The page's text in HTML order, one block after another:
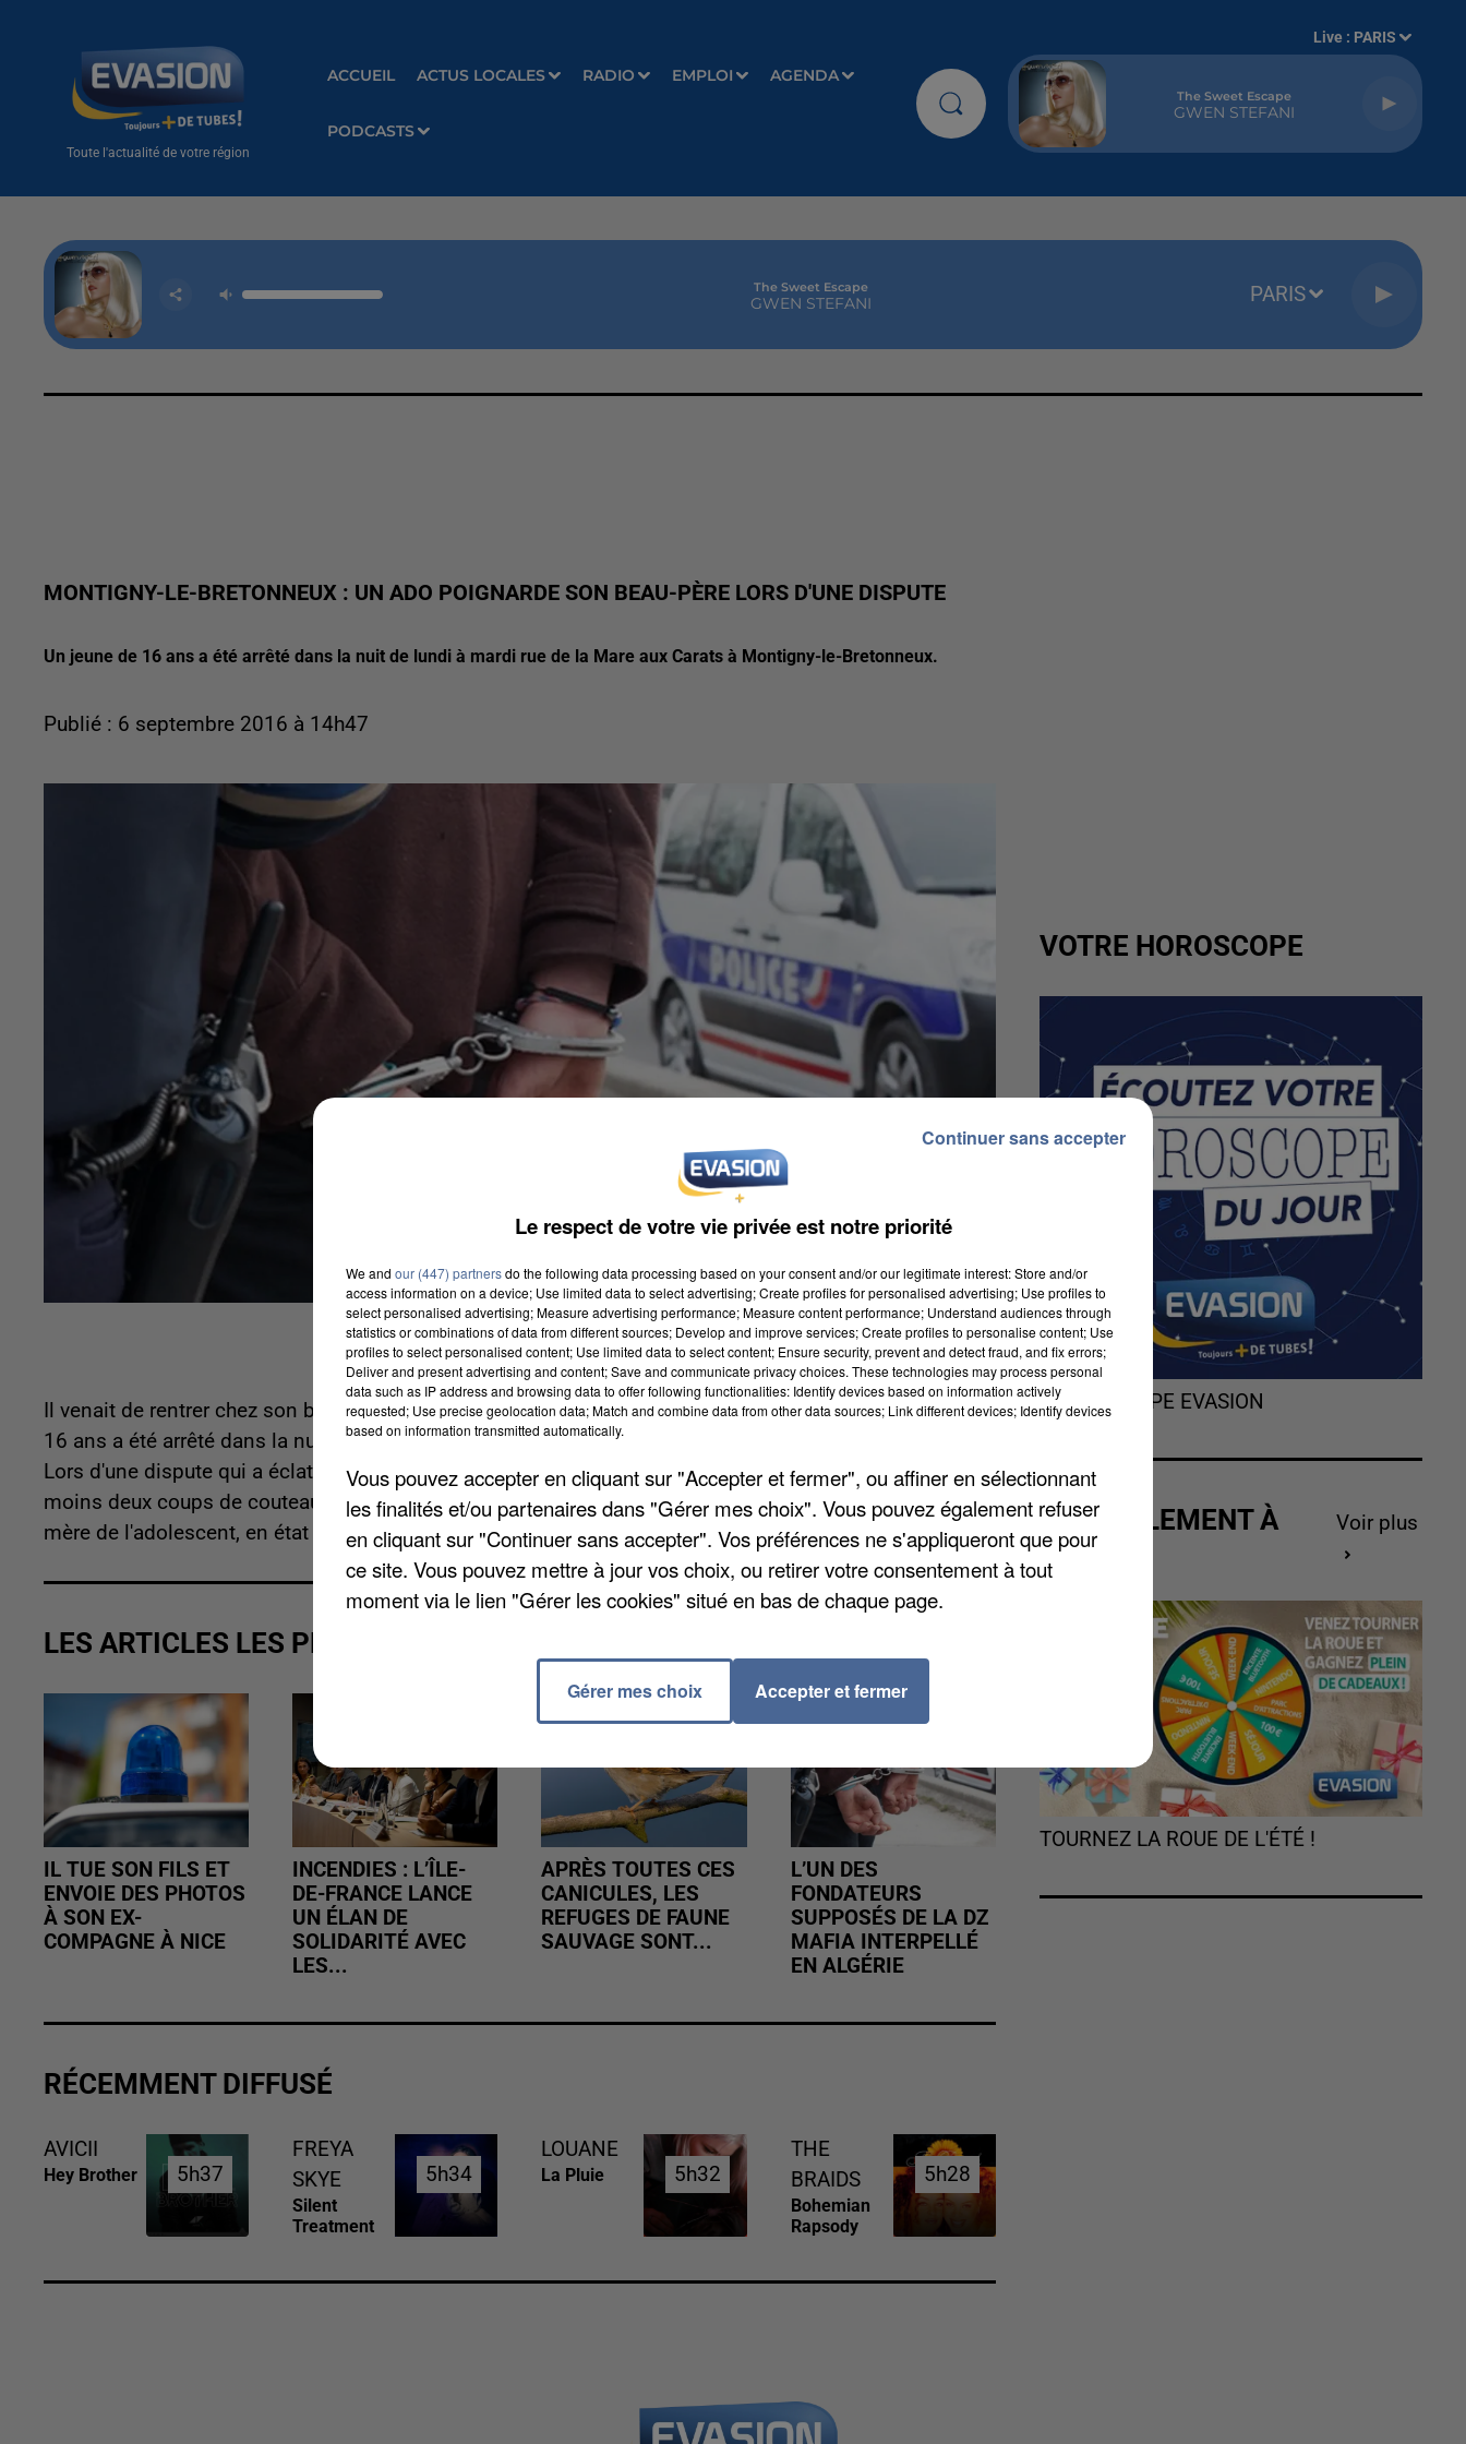
Toute l'actualité de votre région
ACCUEIL ACTUS LOCALES RADIO EMPLOI AGENDA
PODCASTS
Live : PARIS
The Sweet Escape
GWEN STEFANI
The Sweet Escape
GWEN STEFANI PARIS
MONTIGNY-LE-BRETONNEUX : UN ADO POIGNARDE SON BEAU-PÈRE LORS D'UNE DISPUTE
Un jeune de 16 ans a été arrêté dans la nuit de lundi à mardi rue de la Mare aux Carats à Montigny-le-Bretonneux.
Publié : 6 septembre 2016 à 14h47
Il venait de rentrer chez son beau-père en voiture alors qu'il n'a pas le permis de conduire. Un jeune de
16 ans a été arrêté dans la nuit de lundi à mardi rue de la Mare aux Carats à Montigny-le-Bretonneux.
Lors d'une dispute qui a éclaté avec son beau-père, le suspect aurait asséné à la victime de 43 ans au
moins deux coups de couteau. La victime a été hospitalisée et son pronostic n'est pas engagé. La
mère de l'adolescent, en état de choc, a aussi fini à l'hôpital.
LES ARTICLES LES PLUS VUS
IL TUE SON FILS ET
ENVOIE DES PHOTOS
À SON EX-
COMPAGNE À NICE
INCENDIES : L’ÎLE-
DE-FRANCE LANCE
UN ÉLAN DE
SOLIDARITÉ AVEC
LES...
APRÈS TOUTES CES
CANICULES, LES
REFUGES DE FAUNE
SAUVAGE SONT...
L’UN DES
FONDATEURS
SUPPOSÉS DE LA DZ
MAFIA INTERPELLÉ
EN ALGÉRIE
RÉCEMMENT DIFFUSÉ
AVICII
Hey Brother 5h37
5h37
FREYA
SKYE
Silent
Treatment
5h34
5h34
LOUANE
La Pluie 5h32
5h32
THE
BRAIDS
Bohemian
Rapsody
5h28
5h28
VOTRE HOROSCOPE
L'HOROSCOPE EVASION
ACTUELLEMENT À
GAGNER
Voir plus
TOURNEZ LA ROUE DE L'ÉTÉ !
Le respect de votre vie privée est notre priorité
We and our (447) partnersdo the following data processing based on your consent and/or our legitimate interest: Store and/or
access information on a device; Use limited data to select advertising; Create profiles for personalised advertising; Use profiles to
select personalised advertising; Measure advertising performance; Measure content performance; Understand audiences through
statistics or combinations of data from different sources; Develop and improve services; Create profiles to personalise content; Use
profiles to select personalised content; Use limited data to select content; Ensure security, prevent and detect fraud, and fix errors;
Deliver and present advertising and content; Save and communicate privacy choices. These technologies may process personal
data such as IP address and browsing data to offer following functionalities: Identify devices based on information actively
requested; Use precise geolocation data; Match and combine data from other data sources; Link different devices; Identify devices
based on information transmitted automatically.
Vous pouvez accepter en cliquant sur "Accepter et fermer", ou affiner en sélectionnant
les finalités et/ou partenaires dans "Gérer mes choix". Vous pouvez également refuser
en cliquant sur "Continuer sans accepter". Vos préférences ne s'appliqueront que pour
ce site. Vous pouvez mettre à jour vos choix, ou retirer votre consentement à tout
moment via le lien "Gérer les cookies" situé en bas de chaque page.
Gérer mes choix Accepter et fermer
Continuer sans accepter